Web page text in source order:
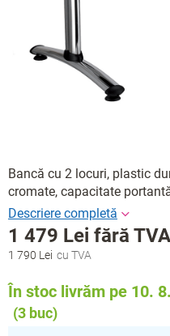
Bancă cu 2 locuri, plastic
cromate, capacitate
1 790 Lei
1 479 Lei fără TVA
Evaluare
În stoc livrăm pe 10.
(3 buc)